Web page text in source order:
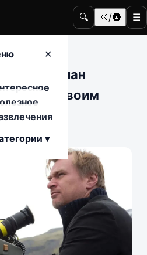
🔍 🌞/🌚 ☰
✕
▾
Нолан
над своим